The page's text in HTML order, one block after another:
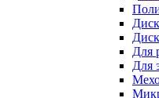
Для
Для